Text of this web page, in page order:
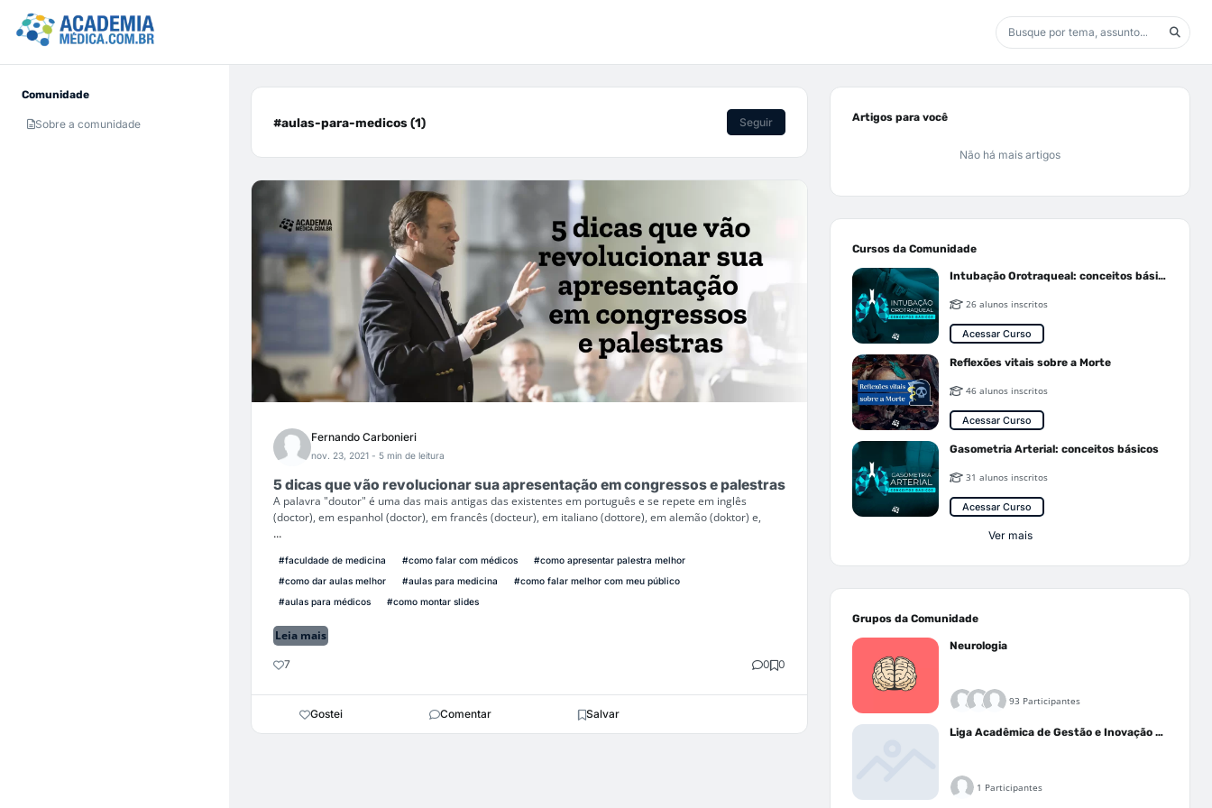
Comunidade
Sobre a comunidade #aulas-para-medicos (1) Seguir
Fernando Carbonieri
nov. 23, 2021 - 5 min de leitura
5 dicas que vão revolucionar sua apresentação em congressos e palestras
A palavra "doutor" é uma das mais antigas das existentes em português e se repete em inglês
(doctor), em espanhol (doctor), em francês (docteur), em italiano (dottore), em alemão (doktor) e,
...
#faculdade de medicina #como falar com médicos
#como apresentar palestra melhor
#como dar aulas melhor
#aulas para medicina
#como falar melhor com meu público
#aulas para médicos
#como montar slides
Leia mais
7 0 0
Gostei Comentar Salvar
Artigos para você
Não há mais artigos
Cursos da Comunidade
Intubação Orotraqueal: conceitos básicos
26 alunos inscritos
Acessar Curso
Reflexões vitais sobre a Morte
46 alunos inscritos
Acessar Curso
Gasometria Arterial: conceitos básicos
31 alunos inscritos
Acessar Curso
Ver mais
Grupos da Comunidade
Neurologia
93 Participantes
Liga Acadêmica de Gestão e Inovação Médica - LAGIM
1 Participantes